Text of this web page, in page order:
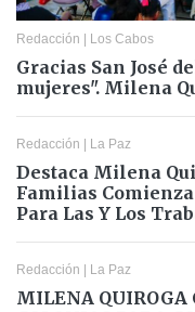
Redacción Los Cabos
Gracias San José
mujeres". Milena
Redacción La Paz
Destaca Milena
Familias
Para Las Y Los
Redacción La Paz
MILENA QUIROGA